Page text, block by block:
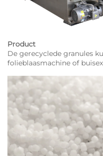
Product
De gerecyclede granules
folieblaasmachine of